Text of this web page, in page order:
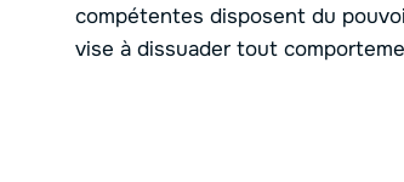
compétentes disposent du
vise à dissuader tout